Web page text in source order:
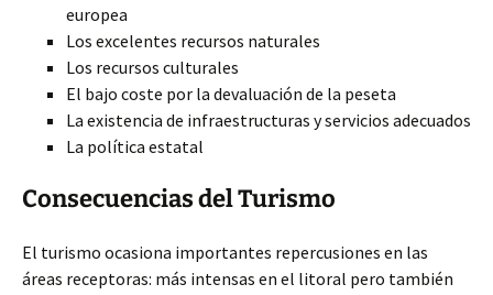
europea
Los excelentes recursos naturales
Los recursos culturales
El bajo coste por la devaluación de la peseta
La existencia de infraestructuras y servicios adecuados
La política estatal
Consecuencias del Turismo
El turismo ocasiona importantes repercusiones en las
áreas receptoras: más intensas en el litoral pero también